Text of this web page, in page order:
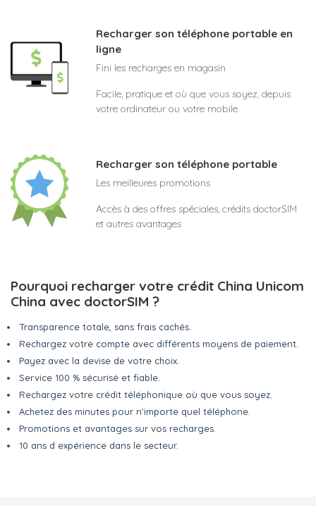
Recharger son téléphone portable en
ligne
Fini les recharges en magasin
Facile, pratique et où que vous soyez, depuis
votre ordinateur ou votre mobile
Recharger son téléphone portable
Les meilleures promotions
Accès à des offres spéciales, crédits doctorSIM
et autres avantages
Pourquoi recharger votre crédit China Unicom
China avec doctorSIM ?
Transparence totale, sans frais cachés.
Rechargez votre compte avec différents moyens de paiement.
Payez avec la devise de votre choix.
Service 100 % sécurisé et fiable.
Rechargez votre crédit téléphonique où que vous soyez.
Achetez des minutes pour n'importe quel téléphone.
Promotions et avantages sur vos recharges.
10 ans d expérience dans le secteur.